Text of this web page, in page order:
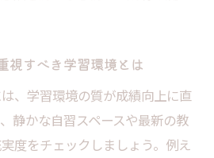
学びやすい環境の条件とは
ートが自信を育てるポイント
る塾活用法
視すべき学習環境とは
、学習環境の質が成績向上に直
静かな自習スペースや最新の教
度をチェックしましょう。例え